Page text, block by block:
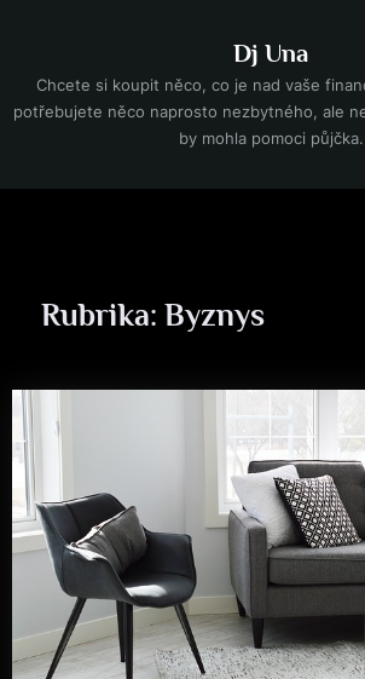
content
Dj Una
Chcete si koupit něco, co je nad vaše
potřebujete něco naprosto nezbytného, ale
by mohla pomoci půjčka.
Rubrika: Byznys